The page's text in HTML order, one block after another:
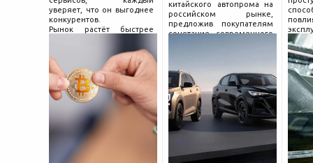
уверяет, что он выгоднее
конкурентов.
Рынок растёт быстрее
поведения на нём.
Петербургские
криптообменники,
московские
китайского автопрома на
российском рынке,
предложив покупателям
сочетание современного
насчитывает несколько
десятилетий
и